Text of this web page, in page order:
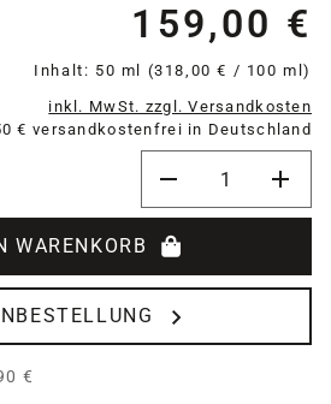
159,00 €
Inhalt: 50 ml (318,00 € / 100 ml)
inkl. MwSt. zzgl. Versandkosten
€ versandkostenfrei in Deutschland
WARENKORB
€